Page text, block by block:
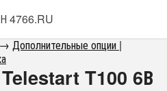
4766.RU
→ Дополнительные опции |
Telestart T100 6В